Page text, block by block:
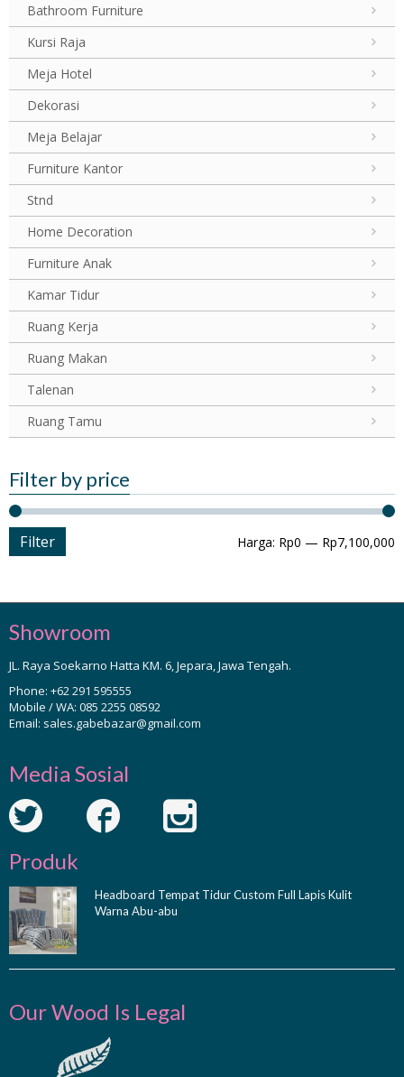
Bathroom Furniture
Kursi Raja
Meja Hotel
Dekorasi
Meja Belajar
Furniture Kantor
Stnd
Home Decoration
Furniture Anak
Kamar Tidur
Ruang Kerja
Ruang Makan
Talenan
Ruang Tamu
Filter by price
Filter Harga: Rp0 — Rp7,100,000
Showroom
JL. Raya Soekarno Hatta KM. 6, Jepara, Jawa Tengah.
Phone: +62 291 595555
Mobile / WA: 085 2255 08592
Email: sales.gabebazar@gmail.com
Media Sosial
Produk
Headboard Tempat Tidur Custom Full Lapis Kulit
Warna Abu-abu
Our Wood Is Legal